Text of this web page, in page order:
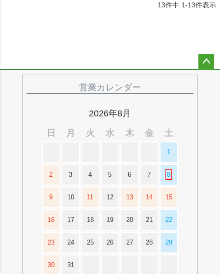
13件中 1-13件表示
営業カレンダー
2026年8月
日
月 火 水 木 金 土
1
2 3 4 5 6 7 8
9 10 11 12 13 14 15
16 17 18 19 20 21 22
23 24 25 26 27 28 29
30 31